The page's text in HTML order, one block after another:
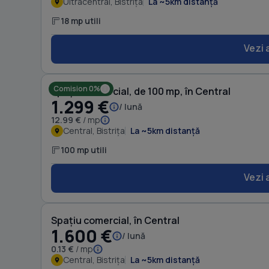
18 mp utili
Vezi
Comision 0%
Spațiu comercial, de 100 mp, în Central
1.299 €
/ lună
12.99 € / mp
Central, Bistrița La ~5km distanță
100 mp utili
Vezi
Spațiu comercial, în Central
1.600 €
/ lună
0.13 € / mp
Central, Bistrița La ~5km distanță